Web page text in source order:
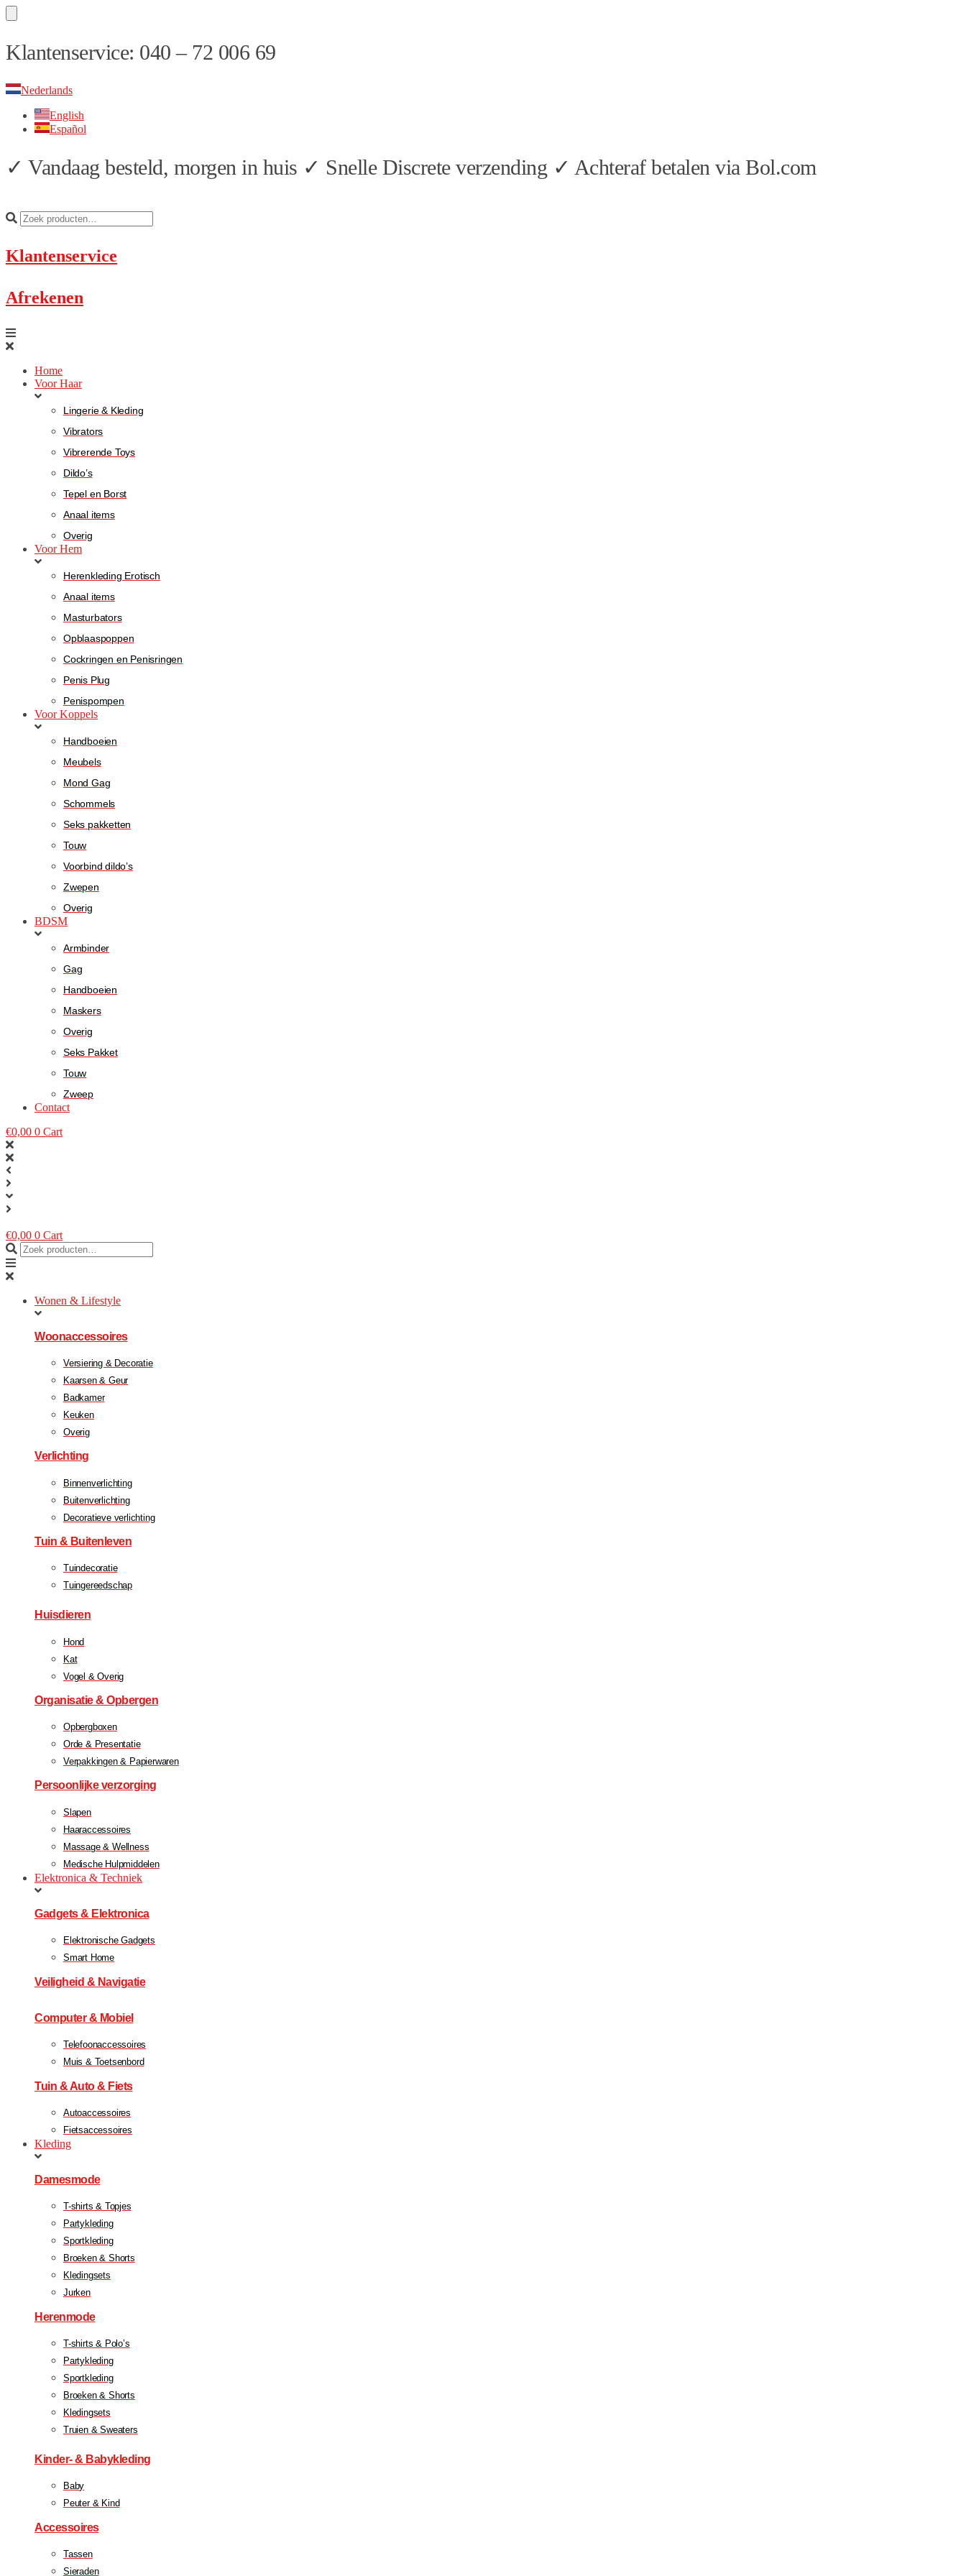
Skip
to
Skip
to
Klantenservice: 040 – 72 006 69
Nederlands
English
Español
✓ Vandaag besteld, morgen in huis ✓ Snelle Discrete verzending ✓ Achteraf betalen via Bol.com
Klantenservice
Afrekenen
Home
Voor Haar
Lingerie & Kleding
Vibrators
Vibrerende Toys
Dildo’s
Tepel en Borst
Anaal items
Overig
Voor Hem
Herenkleding Erotisch
Anaal items
Masturbators
Opblaaspoppen
Cockringen en Penisringen
Penis Plug
Penispompen
Voor Koppels
Handboeien
Meubels
Mond Gag
Schommels
Seks pakketten
Touw
Voorbind dildo’s
Zwepen
Overig
BDSM
Armbinder
Gag
Handboeien
Maskers
Overig
Seks Pakket
Touw
Zweep
Contact
€0,00 0 Cart
€0,00 0 Cart
Wonen & Lifestyle
Woonaccessoires
Versiering & Decoratie
Kaarsen & Geur
Badkamer
Keuken
Overig
Verlichting
Binnenverlichting
Buitenverlichting
Decoratieve verlichting
Tuin & Buitenleven
Tuindecoratie
Tuingereedschap
Huisdieren
Hond
Kat
Vogel & Overig
Organisatie & Opbergen
Opbergboxen
Orde & Presentatie
Verpakkingen & Papierwaren
Persoonlijke verzorging
Slapen
Haaraccessoires
Massage & Wellness
Medische Hulpmiddelen
Elektronica & Techniek
Gadgets & Elektronica
Elektronische Gadgets
Smart Home
Veiligheid & Navigatie
Computer & Mobiel
Telefoonaccessoires
Muis & Toetsenbord
Tuin & Auto & Fiets
Autoaccessoires
Fietsaccessoires
Kleding
Damesmode
T-shirts & Topjes
Partykleding
Sportkleding
Broeken & Shorts
Kledingsets
Jurken
Herenmode
T-shirts & Polo’s
Partykleding
Sportkleding
Broeken & Shorts
Kledingsets
Truien & Sweaters
Kinder- & Babykleding
Baby
Peuter & Kind
Accessoires
Tassen
Sieraden